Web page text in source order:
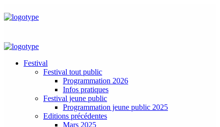
Festival
Festival tout public
Programmation 2026
Infos pratiques
Festival jeune public
Programmation jeune public 2025
Editions précédentes
Mars 2025